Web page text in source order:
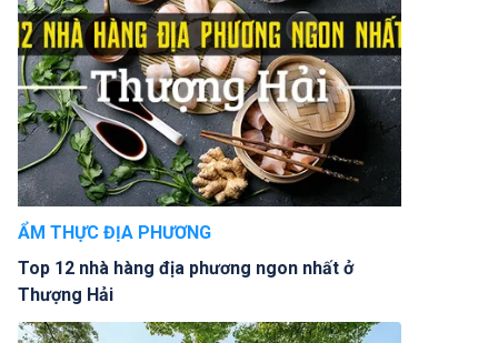
ẨM THỰC ĐỊA PHƯƠNG
Top 12 nhà hàng địa phương ngon nhất ở
Thượng Hải